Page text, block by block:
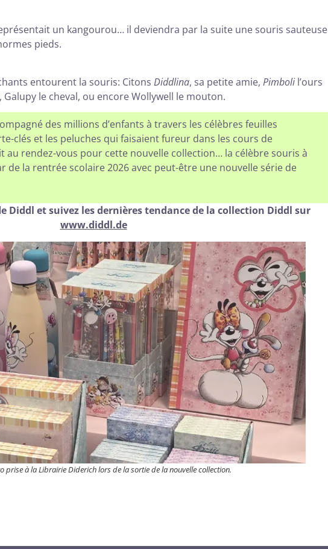
un kangourou… il deviendra par la suite une souris sauteuse
pieds.
entourent la souris: Citons Diddlina, sa petite amie, Pimboli l’ours
Galupy le cheval, ou encore Wollywell le mouton.
des millions d’enfants à travers les célèbres feuilles
clés et les peluches qui faisaient fureur dans les cours de
au rendez-vous pour cette nouvelle collection… la célèbre souris à
de la rentrée scolaire 2026 avec peut-être une nouvelle série de
Diddl et suivez les dernières tendance de la collection Diddl sur
www.diddl.de
prise à la Librairie Diderich lors de la sortie de la nouvelle collection.